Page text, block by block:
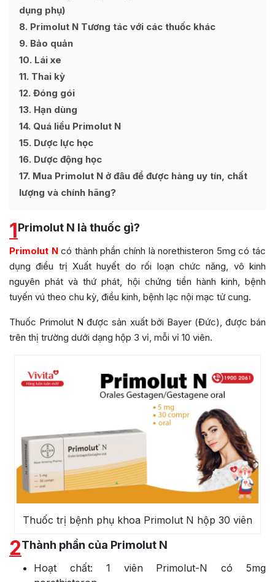
dụng phụ)
8 Primolut N Tương tác với các thuốc khác
9 Bảo quản
10 Lái xe
11 Thai kỳ
12 Đóng gói
13 Hạn dùng
14 Quá liều Primolut N
15 Dược lực học
16 Dược động học
17 Mua Primolut N ở đâu để được hàng uy tín, chất
lượng và chính hãng?
1Primolut N là thuốc gì?
Primolut Ncó thành phần chính là norethisteron 5mg có tác
dụng điều trị Xuất huyết do rối loạn chức năng, vô kinh
nguyên phát và thứ phát, hội chứng tiền hành kinh, bệnh
tuyến vú theo chu kỳ, điều kinh, bệnh lạc nội mạc tử cung.
Thuốc Primolut N được sản xuất bởi Bayer (Đức), được bán
trên thị trường dưới dạng hộp 3 vỉ, mỗi vỉ 10 viên.
Thuốc trị bệnh phụ khoa Primolut N hộp 30 viên
2Thành phần của Primolut N
Hoạt chất: 1 viên Primolut-N có 5mg